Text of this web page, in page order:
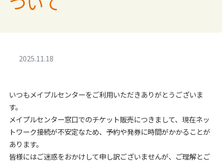
2025.11.18
いつもメイプルセンターをご利用いただきありがとうございま
す。
メイプルセンター窓口でのチケット販売につきまして、現在ネッ
トワーク接続が不安定なため、予約や発券に時間がかかることが
あります。
皆様にはご迷惑をおかけして申し訳ございませんが、ご理解とご